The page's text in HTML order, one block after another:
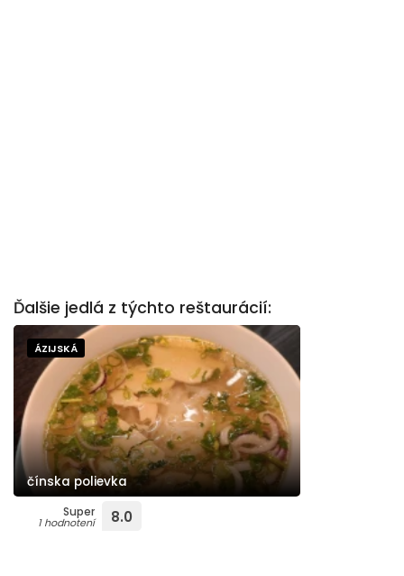
Ďalšie jedlá z týchto reštaurácií:
ÁZIJSKÁ
čínska polievka
Super
1 hodnotení 8.0